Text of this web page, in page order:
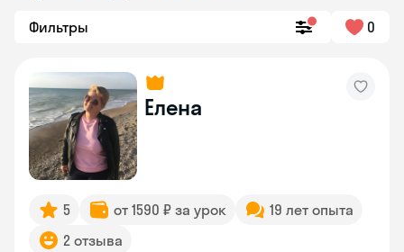
Фильтры 0
Елена
5 от 1590 ₽ за урок
19 лет опыта
2 отзыва